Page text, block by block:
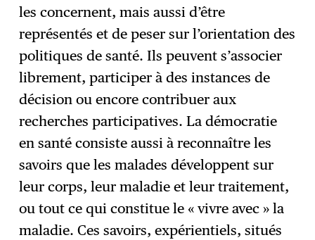
les concernent, mais aussi d’être
représentés et de peser sur l’orientation des
politiques de santé. Ils peuvent s’associer
librement, participer à des instances de
décision ou encore contribuer aux
recherches participatives. La démocratie
en santé consiste aussi à reconnaître les
savoirs que les malades développent sur
leur corps, leur maladie et leur traitement,
ou tout ce qui constitue le « vivre avec » la
maladie. Ces savoirs, expérientiels, situés